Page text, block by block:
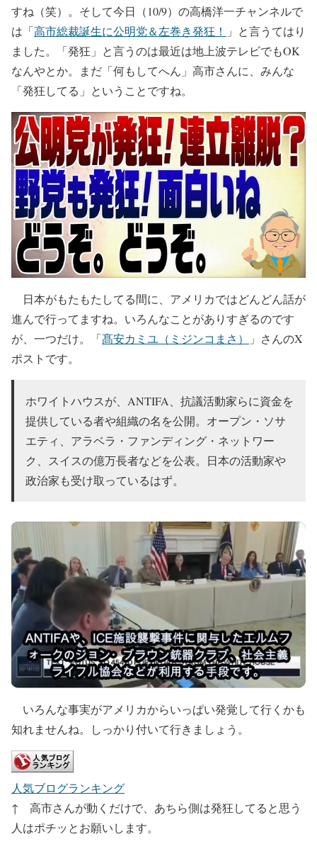
すね（笑）。そして今日（10/9）の高橋洋一チャンネルで
は「高市総裁誕生に公明党＆左巻き発狂！
」と言うてはり
ました。「発狂」と言うのは最近は地上波テレビでもOK
なんやとか。まだ「何もしてへん」高市さんに、みんな
「発狂してる」ということですね。
日本がもたもたしてる間に、アメリカではどんどん話が
進んで行ってますね。いろんなことがありすぎるのです
が、一つだけ。「髙安カミユ（ミジンコまさ）
」さんのX
ポストです。
ホワイトハウスが、ANTIFA、抗議活動家らに資金を
提供している者や組織の名を公開。オープン・ソサ
エティ、アラベラ・ファンディング・ネットワー
ク、スイスの億万長者などを公表。日本の活動家や
政治家も受け取っているはず。
いろんな事実がアメリカからいっぱい発覚して行くかも
知れませんね。しっかり付いて行きましょう。
人気ブログランキング
↑ 高市さんが動くだけで、あちら側は発狂してると思う
人はポチッとお願いします。